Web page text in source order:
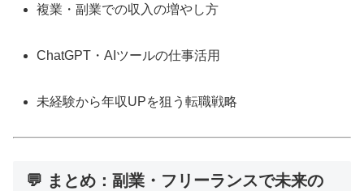
複業・副業での収入の増やし方
ChatGPT・AIツールの仕事活用
未経験から年収UPを狙う転職戦略
💬 まとめ：副業・フリーランスで未来の